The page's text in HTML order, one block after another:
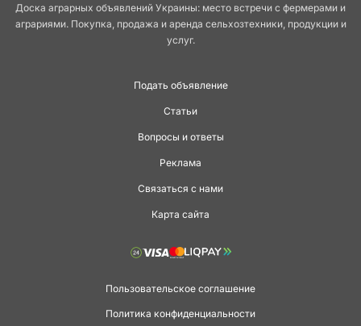
Доска аграрных объявлений Украины: место встречи с фермерами и
аграриями. Покупка, продажа и аренда сельхозтехники, продукции и
услуг.
Подать объявление
Статьи
Вопросы и ответы
Реклама
Связаться с нами
Карта сайта
Пользовательское соглашение
Политика конфиденциальности